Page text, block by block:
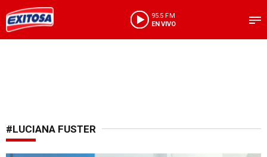
95.5 FM
EN VIVO
#LUCIANA FUSTER